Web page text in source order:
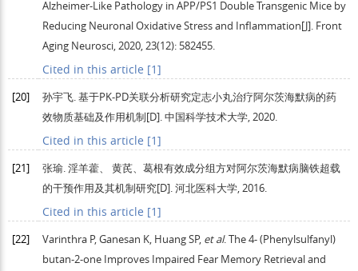
Alzheimer-Like Pathology in APP/PS1 Double Transgenic Mice by
Reducing Neuronal Oxidative Stress and Inflammation[J]. Front
Aging Neurosci,2020,23(12): 582455.
Cited in this article [1]
[20] 孙宇飞.基于PK-PD关联分析研究定志小丸治疗阿尔茨海默病的药
效物质基础及作用机制[D]. 中国科学技术大学,2020.
Cited in this article [1]
[21] 张瑜. 淫羊藿、 黄芪、葛根有效成分组方对阿尔茨海默病脑铁超载
的干预作用及其机制研究[D]. 河北医科大学,2016.
Cited in this article [1]
[22] Varinthra P,Ganesan K, HuangSP, et al. The 4- (Phenylsulfanyl)
butan-2-one Improves Impaired Fear Memory Retrieval and